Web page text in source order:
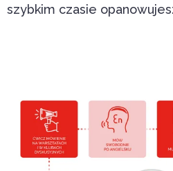
szybkim czasie